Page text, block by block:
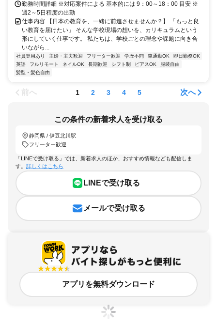
勤務時間詳細 ※対応案件による 基本的には 9：00～18：00 目安 ※
週2～5日程度の出勤
仕事内容 【日本の教育を、一緒に前進させませんか？】 「もっと良
い教育を届けたい」 そんな学校現場の想いを、カリキュラムという
形にしていく仕事です。 私たちは、学校ごとの理念や課題に向き合
いながら...
社員登用あり 主婦・主夫歓迎 フリーター歓迎 学歴不問 車通勤OK
即日勤務OK
英語
フルリモート ネイルOK 長期歓迎 シフト制 ピアスOK
服装自由
髪型・髪色自由
前へ 1 2 3 4 5 次へ
この条件の新着求人を受け取る
静岡県 / 伊豆北川駅
フリーター歓迎
「LINEで受け取る」では、新着求人のほか、おすすめ情報なども配信しま
す。 詳しくはこちら
LINEで受け取る
メールで受け取る
アプリを無料ダウンロード